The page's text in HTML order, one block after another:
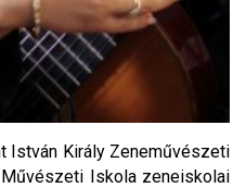
István Király Zeneművészeti
Iskola zeneiskolai